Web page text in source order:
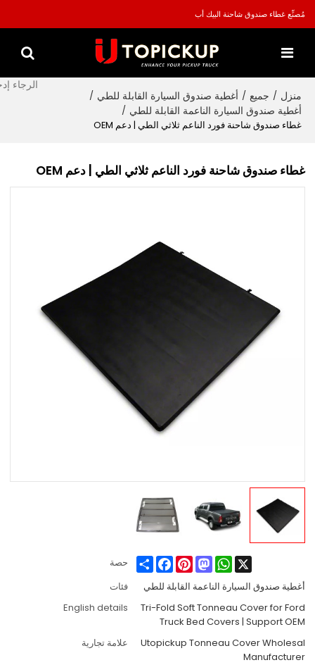
مُصنِّع غطاء صندوق شاحنة البيك أب
منزل / جميع / أغطية صندوق السيارة القابلة للطي /
أغطية صندوق السيارة الناعمة القابلة للطي /
غطاء صندوق شاحنة فورد الناعم ثلاثي الطي | دعم OEM
غطاء صندوق شاحنة فورد الناعم ثلاثي الطي | دعم OEM
حصةShare
FacebookPinterest
Mastodon
WhatsApp
X
فئات
أغطية صندوق السيارة الناعمة القابلة للطي
English details
Tri-Fold Soft Tonneau Cover for Ford
Truck Bed Covers | Support OEM
علامة تجارية
Utopickup Tonneau Cover Wholesal
Manufacturer